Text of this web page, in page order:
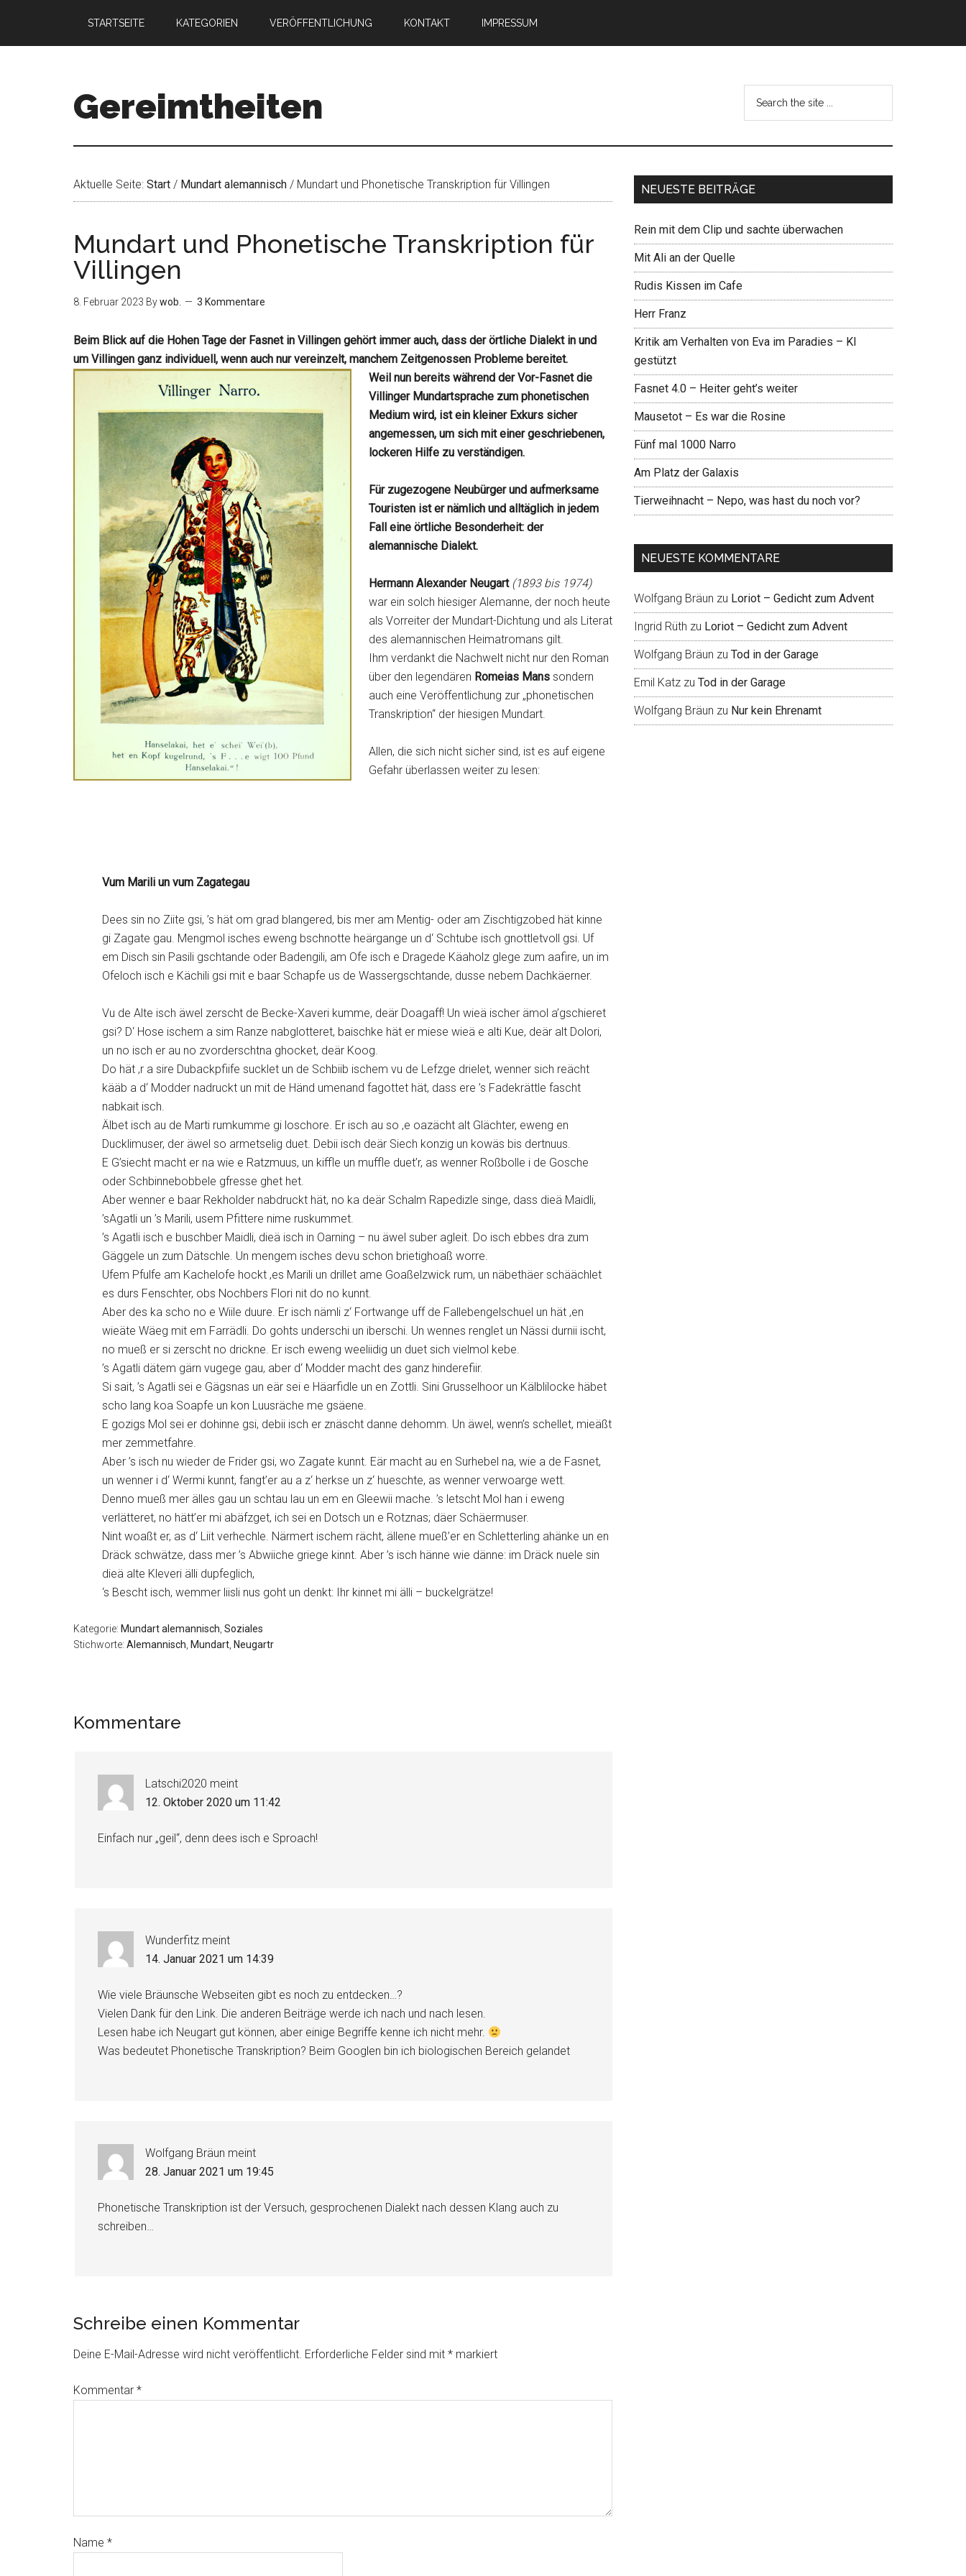
STARTSEITE KATEGORIEN VERÖFFENTLICHUNG KONTAKT IMPRESSUM
Gereimtheiten
Aktuelle Seite: Start / Mundart alemannisch / Mundart und Phonetische Transkription für Villingen
Mundart und Phonetische Transkription für
Villingen
8. Februar 2023 Bywob. 3 Kommentare
Beim Blick auf die Hohen Tage der Fasnet in Villingen gehört immer auch, dass der örtliche Dialekt in und
um Villingen ganz individuell, wenn auch nur vereinzelt, manchem Zeitgenossen Probleme bereitet.
Weil nun bereits während der Vor-Fasnet die
Villinger Mundartsprache zum phonetischen
Medium wird, ist ein kleiner Exkurs sicher
angemessen, um sich mit einer geschriebenen,
lockeren Hilfe zu verständigen.
Für zugezogene Neubürger und aufmerksame
Touristen ist er nämlich und alltäglich in jedem
Fall eine örtliche Besonderheit: der
alemannische Dialekt.
Hermann Alexander Neugart (1893 bis 1974)
war ein solch hiesiger Alemanne, der noch heute
als Vorreiter der Mundart-Dichtung und als Literat
des alemannischen Heimatromans gilt.
Ihm verdankt die Nachwelt nicht nur den Roman
über den legendären Romeias Mans sondern
auch eine Veröffentlichung zur „phonetischen
Transkription“ der hiesigen Mundart.
Allen, die sich nicht sicher sind, ist es auf eigene
Gefahr überlassen weiter zu lesen:
Vum Marili un vum Zagategau
Dees sin no Ziite gsi, ’s hät om grad blangered, bis mer am Mentig- oder am Zischtigzobed hät kinne
gi Zagate gau. Mengmol isches eweng bschnotte heärgange un d‘ Schtube isch gnottletvoll gsi. Uf
em Disch sin Pasili gschtande oder Badengili, am Ofe isch e Dragede Käaholz glege zum aafire, un im
Ofeloch isch e Kächili gsi mit e baar Schapfe us de Wassergschtande, dusse nebem Dachkäerner.
Vu de Alte isch äwel zerscht de Becke-Xaveri kumme, deär Doagaff! Un wieä ischer ämol a’gschieret
gsi? D‘ Hose ischem a sim Ranze nabglotteret, baischke hät er miese wieä e alti Kue, deär alt Dolori,
un no isch er au no zvorderschtna ghocket, deär Koog.
Do hät ‚r a sire Dubackpfiife sucklet un de Schbiib ischem vu de Lefzge drielet, wenner sich reächt
kääb a d‘ Modder nadruckt un mit de Händ umenand fagottet hät, dass ere ’s Fadekrättle fascht
nabkait isch.
Älbet isch au de Marti rumkumme gi loschore. Er isch au so ‚e oazächt alt Glächter, eweng en
Ducklimuser, der äwel so armetselig duet. Debii isch deär Siech konzig un kowäs bis dertnuus.
E G’siecht macht er na wie e Ratzmuus, un kiffle un muffle duet’r, as wenner Roßbolle i de Gosche
oder Schbinnebobbele gfresse ghet het.
Aber wenner e baar Rekholder nabdruckt hät, no ka deär Schalm Rapedizle singe, dass dieä Maidli,
’sAgatli un ’s Marili, usem Pfittere nime ruskummet.
’s Agatli isch e buschber Maidli, dieä isch in Oarning – nu äwel suber agleit. Do isch ebbes dra zum
Gäggele un zum Dätschle. Un mengem isches devu schon brietighoaß worre.
Ufem Pfulfe am Kachelofe hockt ‚es Marili un drillet ame Goaßelzwick rum, un näbethäer schäächlet
es durs Fenschter, obs Nochbers Flori nit do no kunnt.
Aber des ka scho no e Wiile duure. Er isch nämli z‘ Fortwange uff de Fallebengelschuel un hät ‚en
wieäte Wäeg mit em Farrädli. Do gohts underschi un iberschi. Un wennes renglet un Nässi durnii ischt,
no mueß er si zerscht no drickne. Er isch eweng weeliidig un duet sich vielmol kebe.
’s Agatli dätem gärn vugege gau, aber d‘ Modder macht des ganz hinderefiir.
Si sait, ’s Agatli sei e Gägsnas un eär sei e Häarfidle un en Zottli. Sini Grusselhoor un Kälblilocke häbet
scho lang koa Soapfe un kon Luusräche me gsäene.
E gozigs Mol sei er dohinne gsi, debii isch er znäscht danne dehomm. Un äwel, wenn’s schellet, mieäßt
mer zemmetfahre.
Aber ’s isch nu wieder de Frider gsi, wo Zagate kunnt. Eär macht au en Surhebel na, wie a de Fasnet,
un wenner i d‘ Wermi kunnt, fangt’er au a z‘ herkse un z‘ hueschte, as wenner verwoarge wett.
Denno mueß mer älles gau un schtau lau un em en Gleewii mache. ’s letscht Mol han i eweng
verlätteret, no hätt’er mi abäfzget, ich sei en Dotsch un e Rotznas; däer Schäermuser.
Nint woaßt er, as d‘ Liit verhechle. Närmert ischem rächt, ällene mueß’er en Schletterling ahänke un en
Dräck schwätze, dass mer ’s Abwiiche griege kinnt. Aber ’s isch hänne wie dänne: im Dräck nuele sin
dieä alte Kleveri älli dupfeglich,
‘s Bescht isch, wemmer liisli nus goht un denkt: Ihr kinnet mi älli – buckelgrätze!
Kategorie: Mundart alemannisch Soziales
Stichworte: Alemannisch Mundart Neugartr
Kommentare
Latschi2020 meint
12. Oktober 2020 um 11:42
Einfach nur „geil“, denn dees isch e Sproach!
Wunderfitz meint
14. Januar 2021 um 14:39
Wie viele Bräunsche Webseiten gibt es noch zu entdecken…?
Vielen Dank für den Link. Die anderen Beiträge werde ich nach und nach lesen.
Lesen habe ich Neugart gut können, aber einige Begriffe kenne ich nicht mehr.
Was bedeutet Phonetische Transkription? Beim Googlen bin ich biologischen Bereich gelandet
Wolfgang Bräun meint
28. Januar 2021 um 19:45
Phonetische Transkription ist der Versuch, gesprochenen Dialekt nach dessen Klang auch zu
schreiben…
Schreibe einen Kommentar
Deine E-Mail-Adresse wird nicht veröffentlicht. Erforderliche Felder sind mit * markiert
Kommentar *
Name *
NEUESTE BEITRÄGE
Rein mit dem Clip und sachte überwachen
Mit Ali an der Quelle
Rudis Kissen im Cafe
Herr Franz
Kritik am Verhalten von Eva im Paradies – KI
gestützt
Fasnet 4.0 – Heiter geht’s weiter
Mausetot – Es war die Rosine
Fünf mal 1000 Narro
Am Platz der Galaxis
Tierweihnacht – Nepo, was hast du noch vor?
NEUESTE KOMMENTARE
Wolfgang Bräun zu Loriot – Gedicht zum Advent
Ingrid Rüth zu Loriot – Gedicht zum Advent
Wolfgang Bräun zu Tod in der Garage
Emil Katz zu Tod in der Garage
Wolfgang Bräun zu Nur kein Ehrenamt